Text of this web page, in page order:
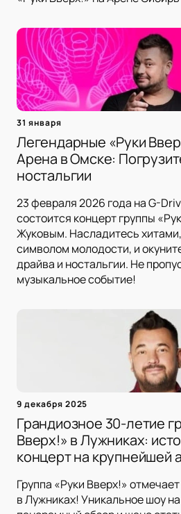
31 января
Легендарные «Руки
Арена в Омске:
ностальгии
23 февраля 2026 года на G-
состоится концерт группы
Жуковым. Насладитесь
символом молодости, и
драйва и ностальгии. Не
музыкальное событие!
9 декабря 2025
Грандиозное 30-летие
Вверх!» в Лужниках:
концерт на крупнейшей
Группа «Руки Вверх!»
в Лужниках! Уникальное шоу